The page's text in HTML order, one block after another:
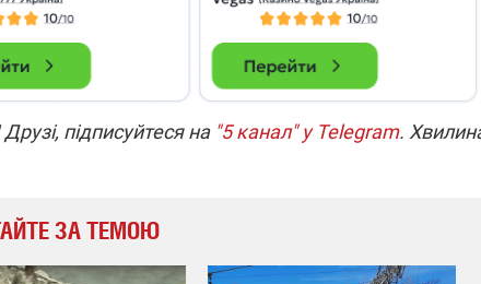
підписуйтеся на "5 канал" у Telegram.
ЗА ТЕМОЮ